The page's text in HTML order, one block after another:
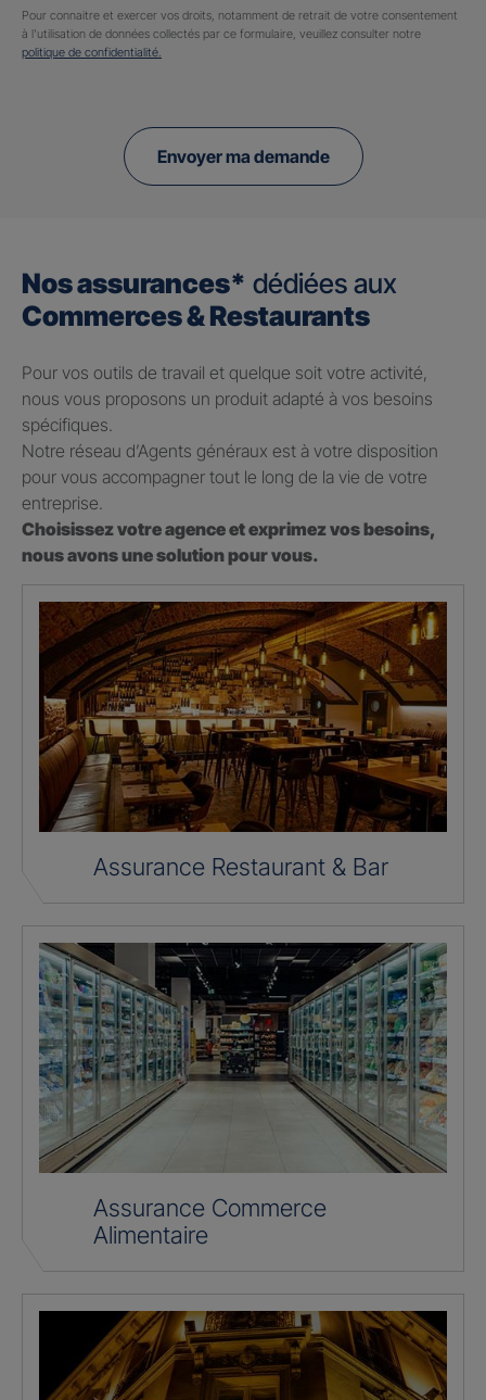
Pour connaitre et exercer vos droits, notamment de retrait de votre consentement
à l'utilisation de données collectés par ce formulaire, veuillez consulter notre
politique de confidentialité.
Envoyer ma demande
Nos assurances* dédiées aux
Commerces & Restaurants
Pour vos outils de travail et quelque soit votre activité,
nous vous proposons un produit adapté à vos besoins
spécifiques.
Notre réseau d’Agents généraux est à votre disposition
pour vous accompagner tout le long de la vie de votre
entreprise.
Choisissez votre agence et exprimez vos besoins,
nous avons une solution pour vous.
Assurance Restaurant & Bar
Assurance Commerce
Alimentaire